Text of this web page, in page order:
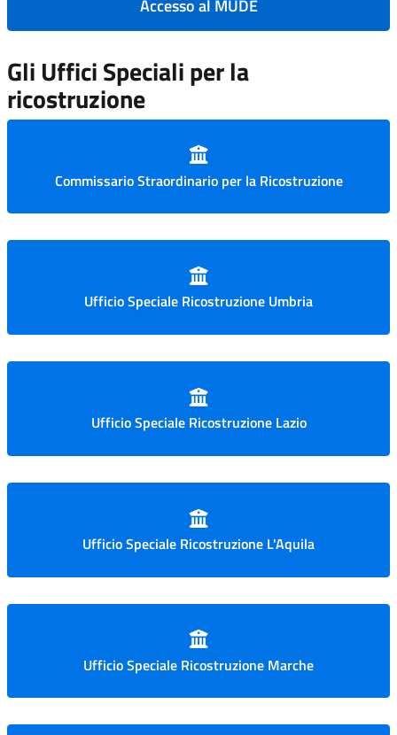
Accesso al MUDE
Gli Uffici Speciali per la
ricostruzione
Commissario Straordinario per la Ricostruzione
Ufficio Speciale Ricostruzione Umbria
Ufficio Speciale Ricostruzione Lazio
Ufficio Speciale Ricostruzione L'Aquila
Ufficio Speciale Ricostruzione Marche